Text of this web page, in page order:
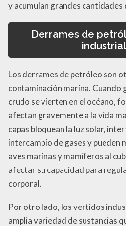
y acumulan grandes cantidades
Derrames de
Los derrames de petróleo son
contaminación marina. Cuando
crudo se vierten en el océano,
afectan gravemente a la vida
capas bloquean la luz solar,
intercambio de gases y pueden
aves marinas y mamíferos al
afectar su capacidad para
corporal.
Por otro lado, los vertidos
amplia variedad de sustancias